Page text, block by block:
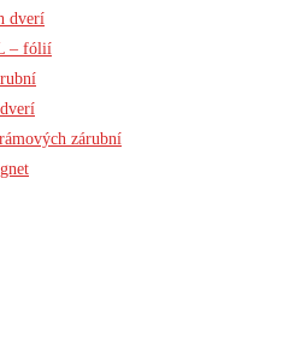
dverí
– fólií
zárubní